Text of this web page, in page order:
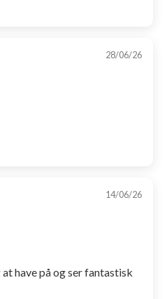
28/06/26
14/06/26
have på og ser fantastisk